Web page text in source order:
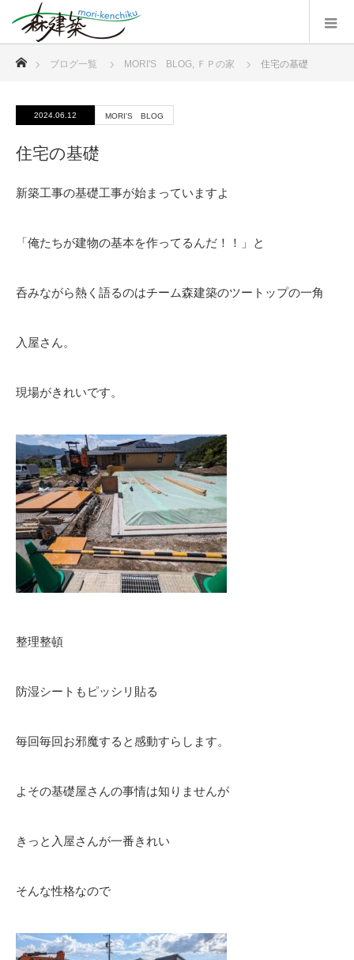
ブログ一覧 MORI'S BLOG, ＦＰの家 住宅の基礎
2024.06.12 MORI'S BLOG
住宅の基礎
新築工事の基礎工事が始まっていますよ
「俺たちが建物の基本を作ってるんだ！！」と
呑みながら熱く語るのはチーム森建築のツートップの一角
入屋さん。
現場がきれいです。
整理整頓
防湿シートもピッシリ貼る
毎回毎回お邪魔すると感動すらします。
よその基礎屋さんの事情は知りませんが
きっと入屋さんが一番きれい
そんな性格なので